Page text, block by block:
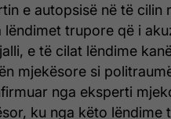
e autopsisë në të cilin
lëndimet trupore që i
e të cilat lëndime
mjekësore si
nga eksperti
ku nga këto lëndime